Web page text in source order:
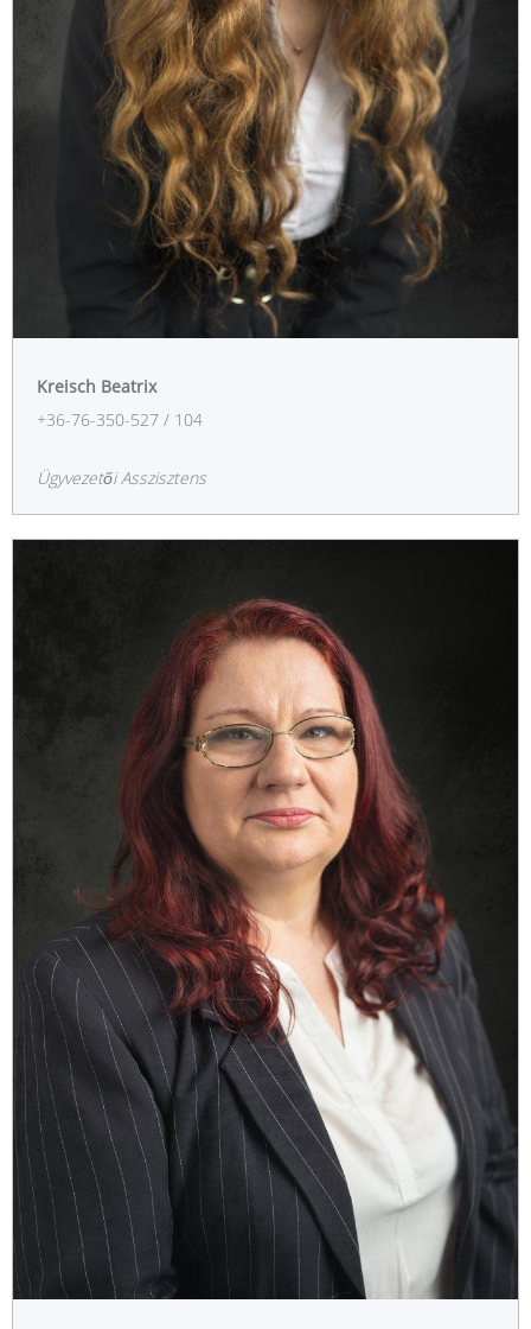
Kreisch Beatrix
+36-76-350-527 / 104
Ügyvezetői Asszisztens